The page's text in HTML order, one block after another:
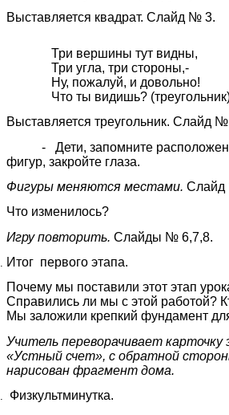
Выставляется квадрат. Слайд № 3.
Три вершины тут видны,
Три угла, три стороны,-
Ну, пожалуй, и довольно!
Что ты видишь?
Выставляется треугольник. Слайд
- Дети, запомните
фигур, закройте глаза.
Фигуры меняются местами.
Что изменилось?
Игру повторить. Слайды № 6,7,8.
Итог первого этапа.
Почему мы поставили этот этап
Справились ли мы с этой работой?
Мы заложили крепкий фундамент
Учитель переворачивает карточку
«Устный счет», с обратной
нарисован фрагмент дома.
Физкультминутка.